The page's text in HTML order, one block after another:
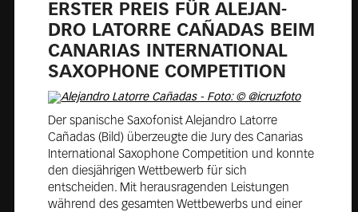
ER­STER PREIS FÜR ALE­JAN­
DRO LA­TOR­RE CAÑA­DAS BEIM
CA­NA­RIAS IN­TER­NA­TIO­NAL
SA­XO­PHO­NE COM­PE­TI­TION
Der spanische Saxofonist Alejandro Latorre
Cañadas (Bild) überzeugte die Jury des Canarias
International Saxophone Competition und konnte
den diesjährigen Wettbewerb für sich
entscheiden. Mit herausragenden Leistungen
während des gesamten Wettbewerbs und einer